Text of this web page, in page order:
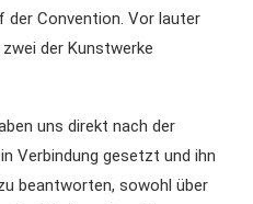
der Convention. Vor lauter
der Kunstwerke
uns direkt nach der
Verbindung gesetzt und ihn
beantworten, sowohl über